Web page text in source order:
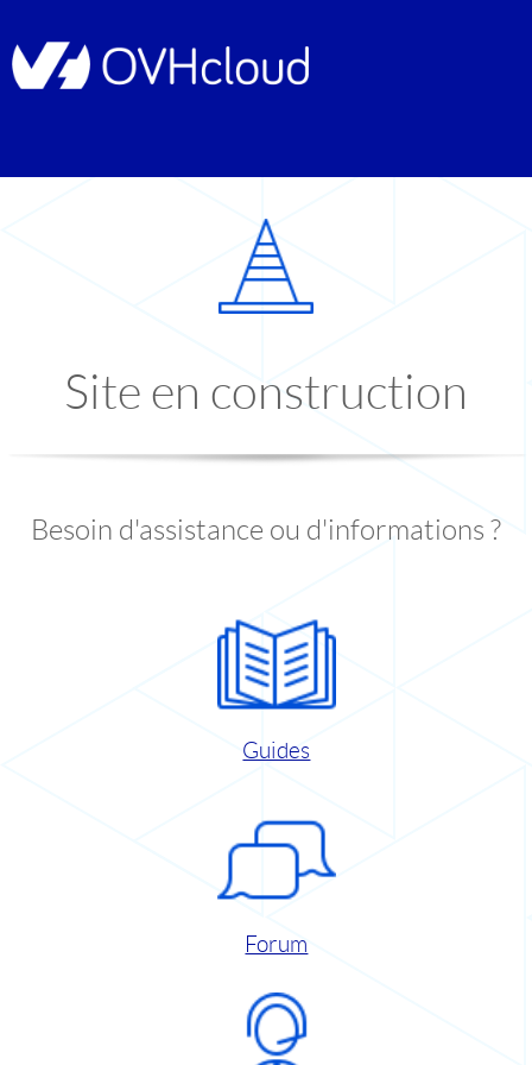
Site en construction
Besoin d'assistance ou d'informations ?
Guides
Forum